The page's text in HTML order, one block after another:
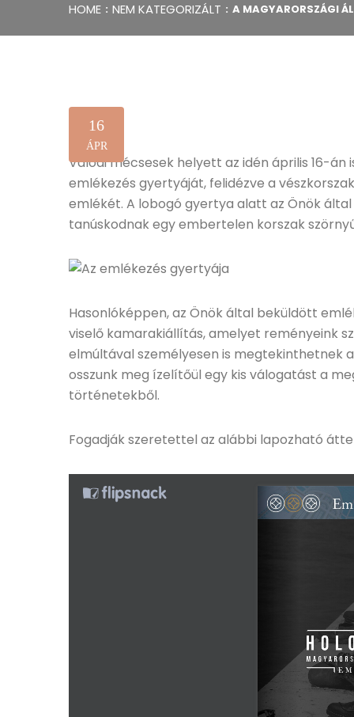
HOME NEM KATEGORIZÁLT A MAGYARORSZÁGI
16
ÁPR
Valódi mécsesek helyett az idén április 16-
emlékezés gyertyáját, felidézve a
emlékét. A lobogó gyertya alatt az Önök
tanúskodnak egy embertelen korszak
Hasonlóképpen, az Önök által beküldött
viselő kamarakiállítás, amelyet reményeink
elmúltával személyesen is megtekinthetnek
osszunk meg ízelítőül egy kis válogatást a
történetekből.
Fogadják szeretettel az alábbi lapozható